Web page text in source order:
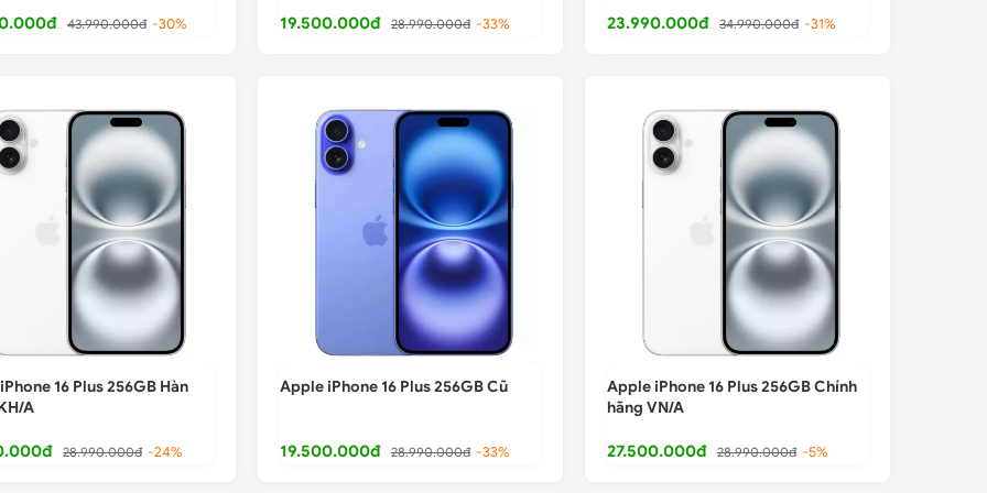
43.990.000đ -30% 19.500.000đ 28.990.000đ -33% 23.990.000đ 34.990.000đ -31%
16 Plus 256GB Hàn
A
28.990.000đ -24%
Apple iPhone 16 Plus 256GB Cũ
19.500.000đ 28.990.000đ -33%
Apple iPhone 16 Plus 256GB Chính
hãng VN/A
27.500.000đ 28.990.000đ -5%